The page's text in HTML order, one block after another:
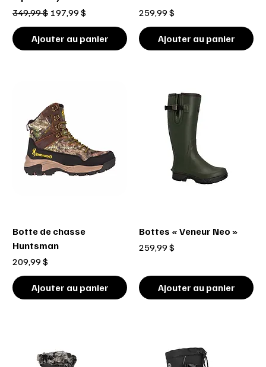
Prix original
349,99 $ Prix promotionnel
197,99 $
Ajouter au panier
Prix
259,99 $
Ajouter au panier
Botte de chasse
Huntsman
Prix
209,99 $
Ajouter au panier
Bottes « Veneur Neo »
Prix
259,99 $
Ajouter au panier